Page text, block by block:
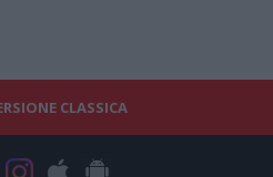
CLASSICA